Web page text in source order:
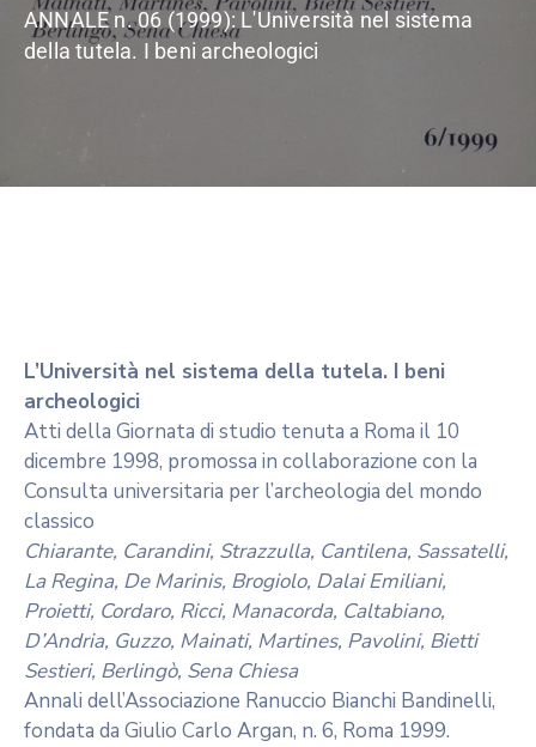
ANNALE n. 06 (1999): L'Università nel sistema
della tutela. I beni archeologici
L’Università nel sistema della tutela. I beni
archeologici
Atti della Giornata di studio tenuta a Roma il 10
dicembre 1998, promossa in collaborazione con la
Consulta universitaria per l’archeologia del mondo
classico
Chiarante, Carandini, Strazzulla, Cantilena, Sassatelli,
La Regina, De Marinis, Brogiolo, Dalai Emiliani,
Proietti, Cordaro, Ricci, Manacorda, Caltabiano,
D’Andria, Guzzo, Mainati, Martines, Pavolini, Bietti
Sestieri, Berlingò, Sena Chiesa
Annali dell’Associazione Ranuccio Bianchi Bandinelli,
fondata da Giulio Carlo Argan, n. 6, Roma 1999.